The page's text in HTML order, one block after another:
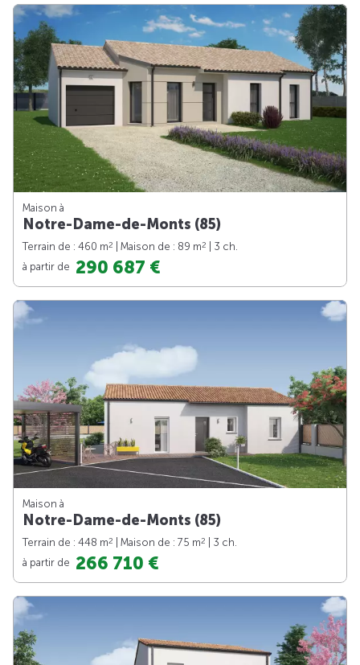
Maison à
Notre-Dame-de-Monts (85)
Terrain de : 460 m2 | Maison de : 89 m2
| 3 ch.
à partir de 290 687 €
Maison à
Notre-Dame-de-Monts (85)
Terrain de : 448 m2 | Maison de : 75 m2
| 3 ch.
à partir de 266 710 €